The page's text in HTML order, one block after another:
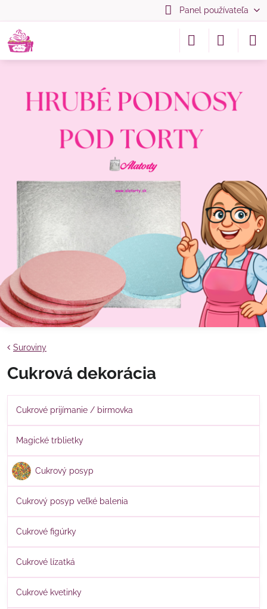
Panel používateľa
Suroviny
Cukrová dekorácia
Cukrové prijímanie / birmovka
Magické trblietky
Cukrový posyp
Cukrový posyp veľké balenia
Cukrové figúrky
Cukrové lízatká
Cukrové kvetinky